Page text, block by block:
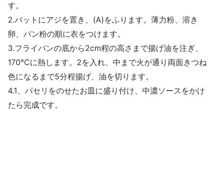
す。
2.バットにアジを置き、(A)をふります。薄力粉、溶き
卵、パン粉の順に衣をつけます。
3.フライパンの底から2cm程の高さまで揚げ油を注ぎ、
170℃に熱します。2を入れ、中まで火が通り両面きつね
色になるまで5分程揚げ、油を切ります。
4.1、パセリをのせたお皿に盛り付け、中濃ソースをかけ
たら完成です。